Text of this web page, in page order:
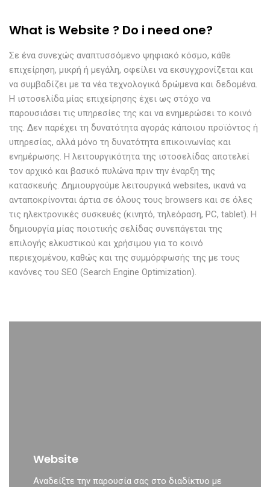
What is Website ? Do i need one?
Σε ένα συνεχώς αναπτυσσόμενο ψηφιακό κόσμο, κάθε
επιχείρηση, μικρή ή μεγάλη, οφείλει να εκσυγχρονίζεται και
να συμβαδίζει με τα νέα τεχνολογικά δρώμενα και δεδομένα.
Η ιστοσελίδα μίας επιχείρησης έχει ως στόχο να
παρουσιάσει τις υπηρεσίες της και να ενημερώσει το κοινό
της. Δεν παρέχει τη δυνατότητα αγοράς κάποιου προϊόντος ή
υπηρεσίας, αλλά μόνο τη δυνατότητα επικοινωνίας και
ενημέρωσης. Η λειτουργικότητα της ιστοσελίδας αποτελεί
τον αρχικό και βασικό πυλώνα πριν την έναρξη της
κατασκευής. Δημιουργούμε λειτουργικά websites, ικανά να
ανταποκρίνονται άρτια σε όλους τους browsers και σε όλες
τις ηλεκτρονικές συσκευές (κινητό, τηλεόραση, PC, tablet). Η
δημιουργία μίας ποιοτικής σελίδας συνεπάγεται της
επιλογής ελκυστικού και χρήσιμου για το κοινό
περιεχομένου, καθώς και της συμμόρφωσής της με τους
κανόνες του SEO (Search Engine Optimization).
Website
Αναδείξτε την παρουσία σας στο διαδίκτυο με